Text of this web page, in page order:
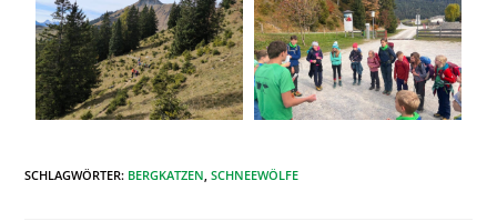
SCHLAGWÖRTER: BERGKATZEN SCHNEEWÖLFE